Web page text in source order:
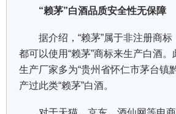
“赖茅”白酒品质安全性无保障
据介绍，“赖茅”属于非注册商标
都可以使用“赖茅”商标来生产白酒
生产厂家多为“贵州省怀仁市茅台镇
产过此类“赖茅”白酒。